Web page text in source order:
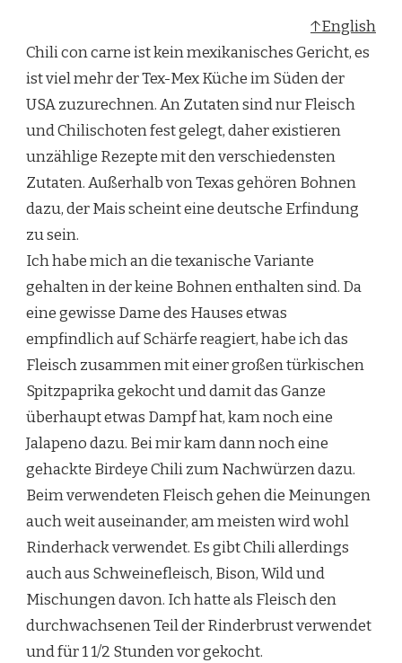
↑English
Chili con carne ist kein mexikanisches Gericht, es
ist viel mehr der Tex-Mex Küche im Süden der
USA zuzurechnen. An Zutaten sind nur Fleisch
und Chilischoten fest gelegt, daher existieren
unzählige Rezepte mit den verschiedensten
Zutaten. Außerhalb von Texas gehören Bohnen
dazu, der Mais scheint eine deutsche Erfindung
zu sein.
Ich habe mich an die texanische Variante
gehalten in der keine Bohnen enthalten sind. Da
eine gewisse Dame des Hauses etwas
empfindlich auf Schärfe reagiert, habe ich das
Fleisch zusammen mit einer großen türkischen
Spitzpaprika gekocht und damit das Ganze
überhaupt etwas Dampf hat, kam noch eine
Jalapeno dazu. Bei mir kam dann noch eine
gehackte Birdeye Chili zum Nachwürzen dazu.
Beim verwendeten Fleisch gehen die Meinungen
auch weit auseinander, am meisten wird wohl
Rinderhack verwendet. Es gibt Chili allerdings
auch aus Schweinefleisch, Bison, Wild und
Mischungen davon. Ich hatte als Fleisch den
durchwachsenen Teil der Rinderbrust verwendet
und für 1 1/2 Stunden vor gekocht.